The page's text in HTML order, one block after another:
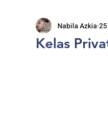
Kelas
Nabila Azkia